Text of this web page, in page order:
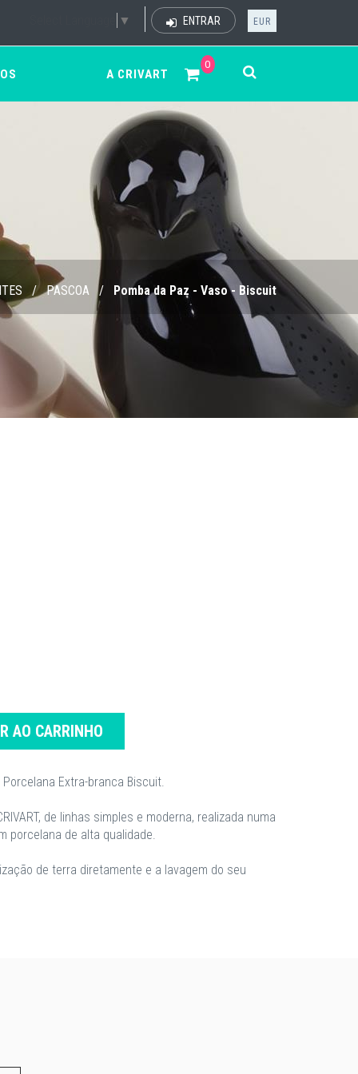
▼ ENTRAR EUR
0
A CRIVART
/ PASCOA / Pomba da Paz - Vaso - Biscuit
AO CARRINHO
Extra-branca Biscuit.
de linhas simples e moderna, realizada numa
porcelana de alta qualidade.
de terra diretamente e a lavagem do seu